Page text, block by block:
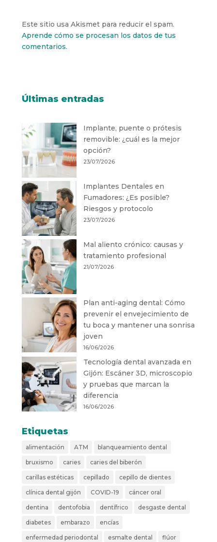
Este sitio usa Akismet para reducir el spam.
Aprende cómo se procesan los datos de tus
comentarios.
Últimas entradas
Implante, puente o prótesis
removible: ¿cuál es la mejor
opción?
23/07/2026
Implantes Dentales en
Fumadores: ¿Es posible?
Riesgos y protocolo
23/07/2026
Mal aliento crónico: causas y
tratamiento profesional
21/07/2026
Plan anti-aging dental: Cómo
prevenir el envejecimiento de
tu boca y mantener una sonrisa
joven
16/06/2026
Tecnología dental avanzada en
Gijón: Escáner 3D, microscopio
y pruebas que marcan la
diferencia
16/06/2026
Etiquetas
alimentación ATM blanqueamiento dental
bruxismo caries caries del biberón
carillas estéticas cepillado cepillo de dientes
clínica dental gijón COVID-19 cáncer oral
dentina dentofobia dentífrico desgaste dental
diabetes embarazo encías
enfermedad periodontal esmalte dental flúor